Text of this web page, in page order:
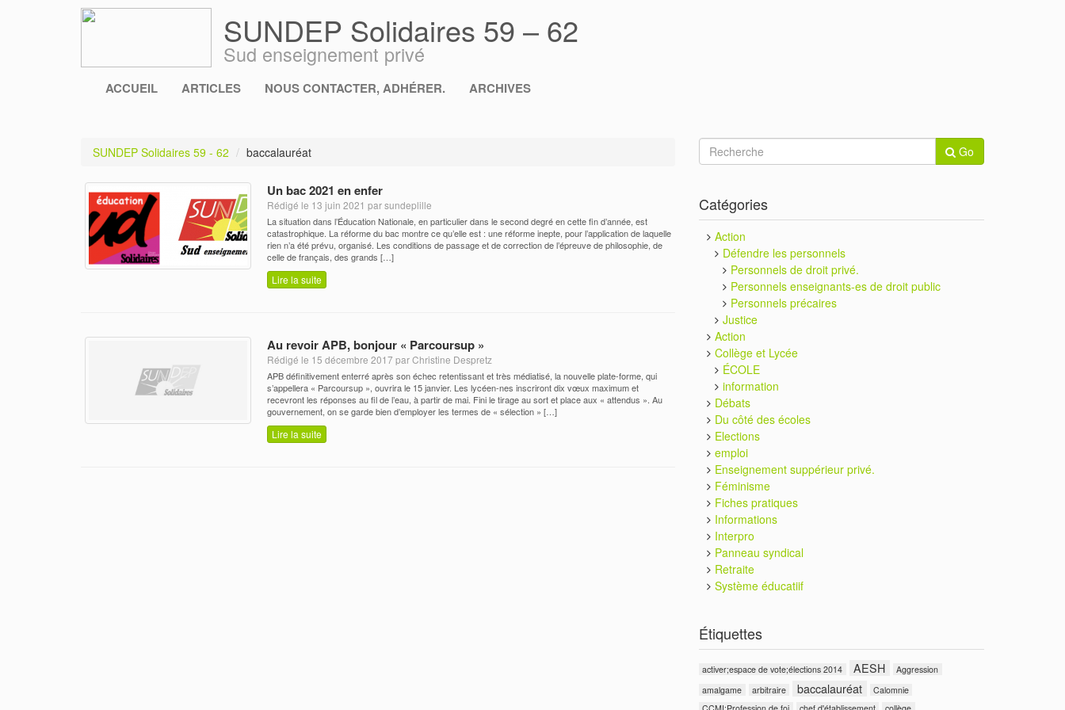
SUNDEP Solidaires 59 – 62
Sud enseignement privé
ACCUEIL ARTICLES NOUS CONTACTER, ADHÉRER. ARCHIVES
SUNDEP Solidaires 59 - 62 baccalauréat
Un bac 2021 en enfer
Rédigé le 13 juin 2021 par sundeplille
La situation dans l’Éducation Nationale, en particulier dans le second degré en cette fin d’année, est
catastrophique. La réforme du bac montre ce qu’elle est : une réforme inepte, pour l’application de laquelle
rien n’a été prévu, organisé. Les conditions de passage et de correction de l’épreuve de philosophie, de
celle de français, des grands […]
Lire la suite
Au revoir APB, bonjour « Parcoursup »
Rédigé le 15 décembre 2017 par Christine Despretz
APB définitivement enterré après son échec retentissant et très médiatisé, la nouvelle plate-forme, qui
s’appellera « Parcoursup », ouvrira le 15 janvier. Les lycéen-nes inscriront dix vœux maximum et
recevront les réponses au fil de l’eau, à partir de mai. Fini le tirage au sort et place aux « attendus ». Au
gouvernement, on se garde bien d’employer les termes de « sélection » […]
Lire la suite
Go
Catégories
Action
Défendre les personnels
Personnels de droit privé.
Personnels enseignants-es de droit public
Personnels précaires
Justice
Action
Collège et Lycée
ÉCOLE
information
Débats
Du côté des écoles
Elections
emploi
Enseignement suppérieur privé.
Féminisme
Fiches pratiques
Informations
Interpro
Panneau syndical
Retraite
Système éducatiif
Étiquettes
activer;espace de vote;élections 2014 AESH
Aggression
amalgame
arbitraire baccalauréat
Calomnie